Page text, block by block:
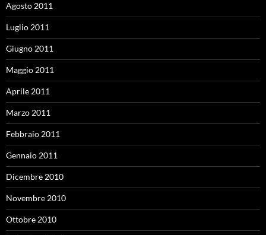
Agosto 2011
Luglio 2011
Giugno 2011
Maggio 2011
Aprile 2011
Marzo 2011
Febbraio 2011
Gennaio 2011
Dicembre 2010
Novembre 2010
Ottobre 2010